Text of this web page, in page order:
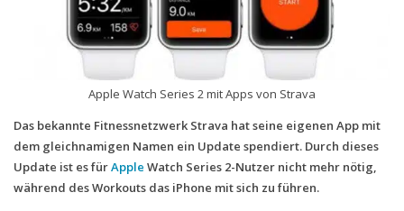
o2
Smartphonetarife
Prepaid-Tarife
Datentarife
Flatrate-Prepaidtarife
Mobilfunk-Vergleichsrechner
Mobilfunk-Tarifrechner
Apple Watch Series 2 mit Apps von Strava
Das bekannte Fitnessnetzwerk Strava hat seine eigenen App mit
dem gleichnamigen Namen ein Update spendiert. Durch dieses
Update ist es fürApple Watch Series 2-Nutzer nicht mehr nötig,
während des Workouts das iPhone mit sich zu führen.